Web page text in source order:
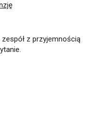
z przyjemnością